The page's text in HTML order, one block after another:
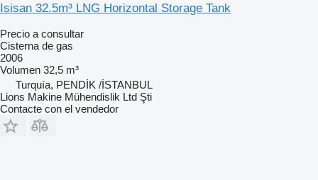
Isisan 32.5m³ LNG Horizontal Storage Tank
Precio a consultar
Cisterna de gas
2006
Volumen 32,5 m³
Turquía, PENDİK /İSTANBUL
Lions Makine Mühendislik Ltd Şti
Contacte con el vendedor